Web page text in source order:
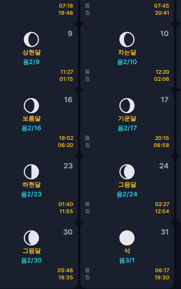
07:16
19:46
뜸
07:45
짐
20:41
9
🌔
상현달
음2/9
11:27
01:15
10
🌔
차는달
음2/10
뜸
12:20
짐
02:06
16
🌖
보름달
음2/16
19:02
06:20
17
🌖
기운달
음2/17
뜸
20:15
짐
06:58
23
🌗
하현달
음2/23
01:40
11:55
24
🌘
그믐달
음2/24
뜸
02:27
짐
12:54
30
🌘
그믐달
음2/30
05:48
18:35
31
🌑
삭
음3/1
뜸
06:17
짐
19:30